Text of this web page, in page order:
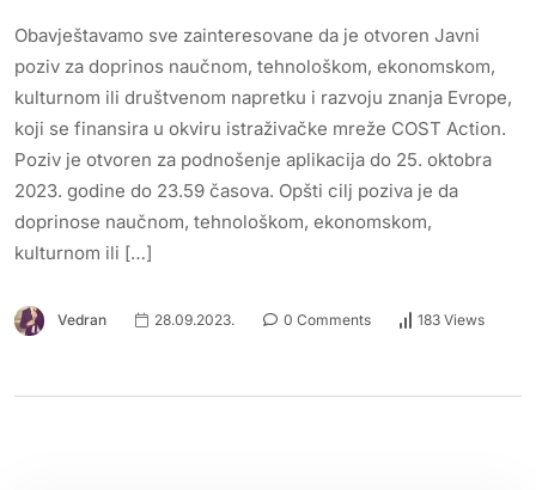
Obavještavamo sve zainteresovane da je otvoren Javni
poziv za doprinos naučnom, tehnološkom, ekonomskom,
kulturnom ili društvenom napretku i razvoju znanja Evrope,
koji se finansira u okviru istraživačke mreže COST Action.
Poziv je otvoren za podnošenje aplikacija do 25. oktobra
2023. godine do 23.59 časova. Opšti cilj poziva je da
doprinose naučnom, tehnološkom, ekonomskom,
kulturnom ili […]
Vedran 28.09.2023. 0 Comments 183 Views